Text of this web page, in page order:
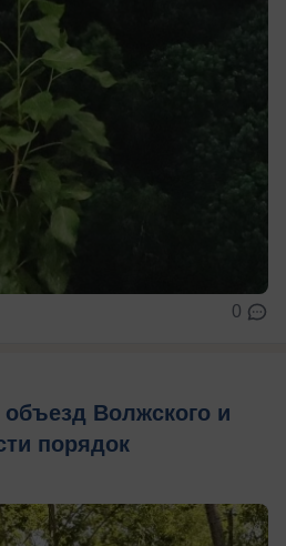
0
Волжского и
порядок